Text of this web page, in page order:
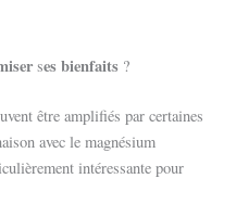
ses bienfaits ?
être amplifiés par certaines
avec le magnésium
intéressante pour